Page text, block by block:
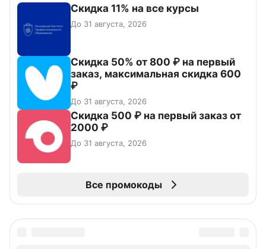
Скидка 11% на все курсы
До 31 августа, 2026
Скидка 50% от 800 ₽ на первый
заказ, максимальная скидка 600
₽
До 31 августа, 2026
Скидка 500 ₽ на первый заказ от
2000 ₽
До 31 августа, 2026
Все промокоды